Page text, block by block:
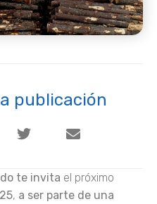
publicación
te invita el próximo
, a ser parte de una